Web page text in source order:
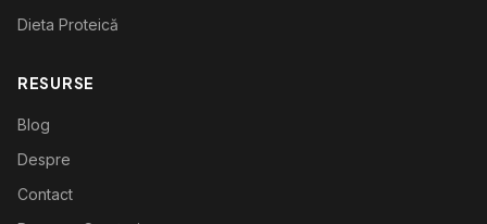
Dieta Proteică
RESURSE
Blog
Despre
Contact